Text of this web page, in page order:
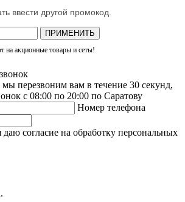
ввести другой промокод.
ПРИМЕНИТЬ
на акционные товары и сеты!
перезвоним вам в течение 30 секунд,
с 08:00 по 20:00 по Саратову
Номер телефона
даю согласие на обработку персональных